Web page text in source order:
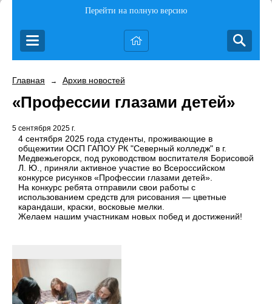
Перейти на полную версию
Главная → Архив новостей
«Профессии глазами детей»
5 сентября 2025 г.
4 сентября 2025 года студенты, проживающие в
общежитии ОСП ГАПОУ РК "Северный колледж" в г.
Медвежьегорск, под руководством воспитателя Борисовой
Л. Ю., приняли активное участие во Всероссийском
конкурсе рисунков «Профессии глазами детей».
На конкурс ребята отправили свои работы с
использованием средств для рисования — цветные
карандаши, краски, восковые мелки.
Желаем нашим участникам новых побед и достижений!